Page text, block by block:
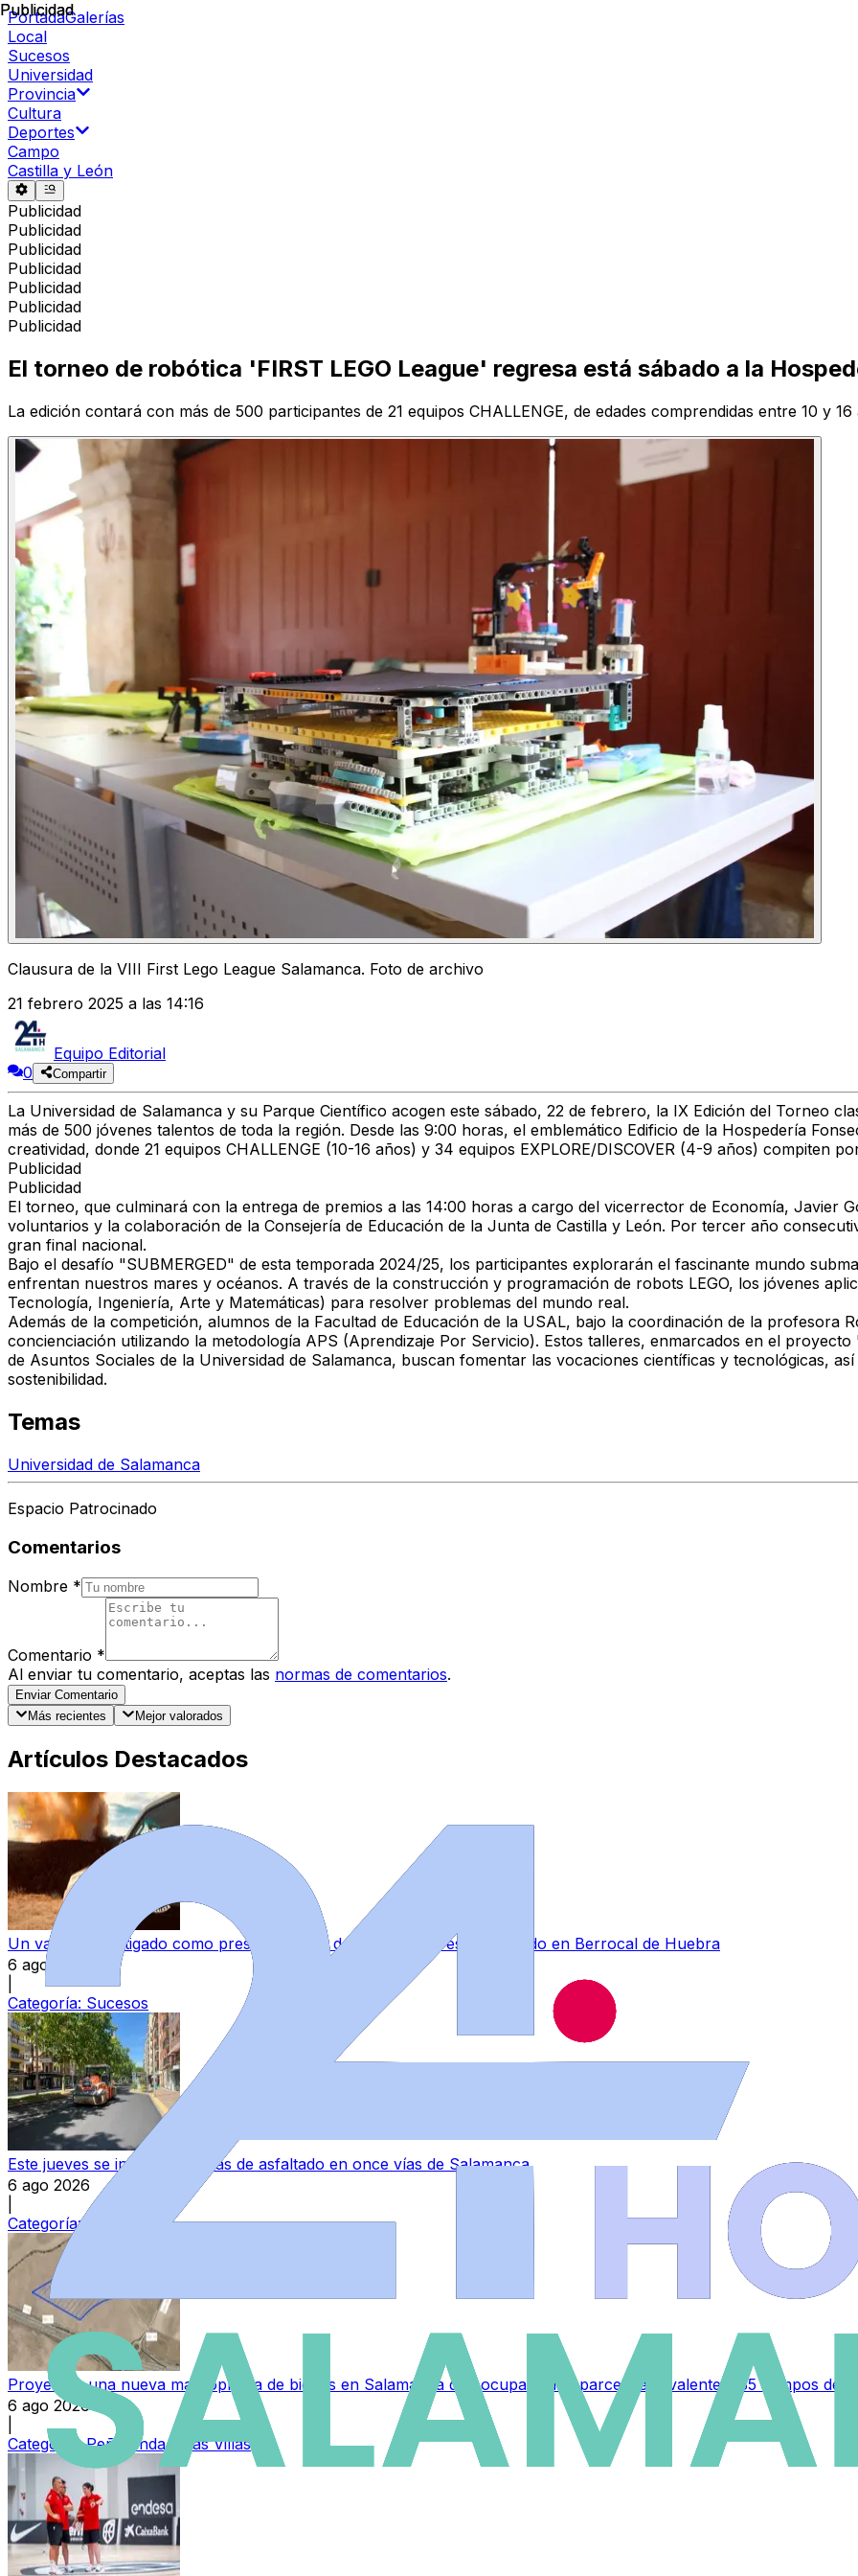
PortadaGalerías
Local
Sucesos
Universidad
Provincia
Cultura
Deportes
Campo
Castilla y León
Publicidad
Publicidad
Publicidad
Publicidad
Publicidad
Publicidad
Publicidad
Publicidad
El torneo de robótica 'FIRST LEGO League' regresa está sábado a la
La edición contará con más de 500 participantes de 21 equipos CHALLENGE, de edades comprendidas entre 10 y
Clausura de la VIII First Lego League Salamanca. Foto de archivo
21 febrero 2025 a las 14:16
Equipo Editorial
0
Compartir
La Universidad de Salamanca y su Parque Científico acogen este sábado, 22 de febrero, la IX Edición del Torneo
más de 500 jóvenes talentos de toda la región. Desde las 9:00 horas, el emblemático Edificio de la Hospedería
creatividad, donde 21 equipos CHALLENGE (10-16 años) y 34 equipos EXPLORE/DISCOVER (4-9 años) compiten
Publicidad
Publicidad
El torneo, que culminará con la entrega de premios a las 14:00 horas a cargo del vicerrector de Economía, Javier
voluntarios y la colaboración de la Consejería de Educación de la Junta de Castilla y León. Por tercer año
gran final nacional.
Bajo el desafío "SUBMERGED" de esta temporada 2024/25, los participantes explorarán el fascinante mundo
enfrentan nuestros mares y océanos. A través de la construcción y programación de robots LEGO, los jóvenes
Tecnología, Ingeniería, Arte y Matemáticas) para resolver problemas del mundo real.
Además de la competición, alumnos de la Facultad de Educación de la USAL, bajo la coordinación de la profesora
concienciación utilizando la metodología APS (Aprendizaje Por Servicio). Estos talleres, enmarcados en el
de Asuntos Sociales de la Universidad de Salamanca, buscan fomentar las vocaciones científicas y tecnológicas,
sostenibilidad.
Temas
Universidad de Salamanca
Espacio Patrocinado
Comentarios
Nombre *
Comentario *
Al enviar tu comentario, aceptas las normas de comentarios.
Enviar Comentario
Más recientes
Mejor valorados
Artículos Destacados
Un varón, investigado como presunto autor del incendio forestal ocurrido en Berrocal de Huebra
6 ago 2026
Categoría: Sucesos
Este jueves se inician las obras de asfaltado en once vías de Salamanca
6 ago 2026
Categoría:
Proyectan una nueva macroplanta de biogás en Salamanca que ocupará una parcela equivalente a 35 campos de
6 ago 2026
Categoría:Peñaranda y Las Villas
Publicidad